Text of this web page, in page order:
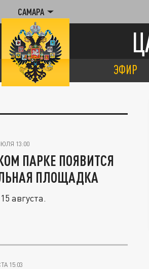
САМАРА
ЭФИР
13:00
ПАРКЕ ПОЯВИТСЯ
ПЛОЩАДКА
августа.
15:03